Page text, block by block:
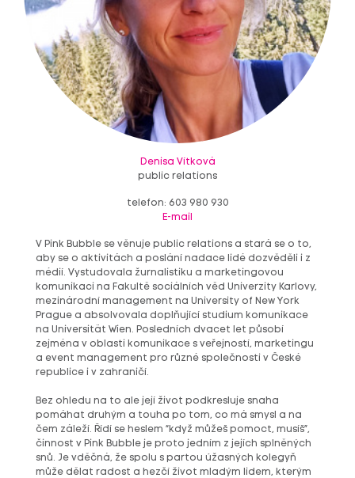
Denisa Vítková
public relations
telefon: 603 980 930
E-mail
V Pink Bubble se věnuje public relations a stará se o to,
aby se o aktivitách a poslání nadace lidé dozvěděli i z
médií. Vystudovala žurnalistiku a marketingovou
komunikaci na Fakultě sociálních věd Univerzity Karlovy,
mezinárodní management na University of New York
Prague a absolvovala doplňující studium komunikace
na Universität Wien. Posledních dvacet let působí
zejména v oblasti komunikace s veřejností, marketingu
a event management pro různé společnosti v České
republice i v zahraničí.
Bez ohledu na to ale její život podkresluje snaha
pomáhat druhým a touha po tom, co má smysl a na
čem záleží. Řídí se heslem “když můžeš pomoct, musíš”,
činnost v Pink Bubble je proto jedním z jejích splněných
snů. Je vděčná, že spolu s partou úžasných kolegyň
může dělat radost a hezčí život mladým lidem, kterým